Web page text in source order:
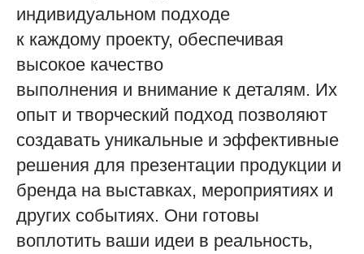
индивидуальном подходе
к каждому проекту, обеспечивая
высокое качество
выполнения и внимание к деталям. Их
опыт и творческий подход позволяют
создавать уникальные и эффективные
решения для презентации продукции и
бренда на выставках, мероприятиях и
других событиях. Они готовы
воплотить ваши идеи в реальность,